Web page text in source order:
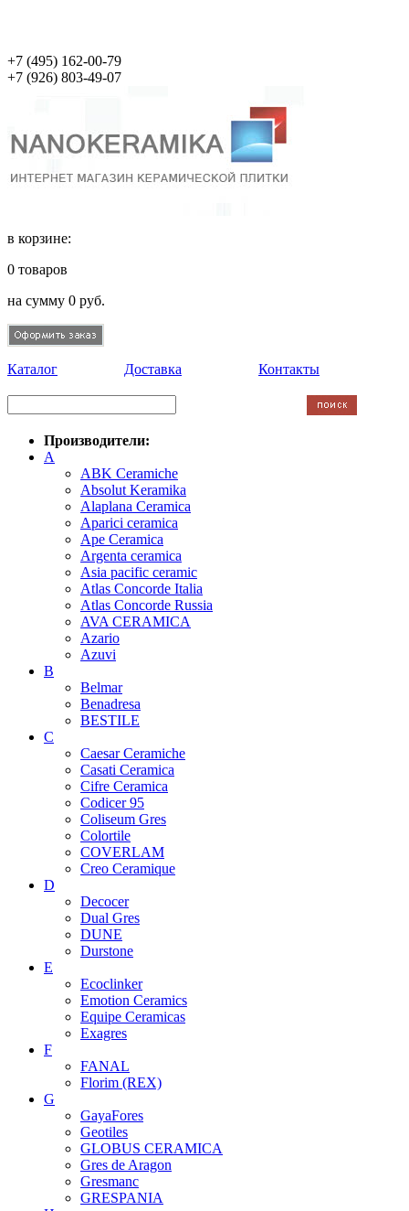
+7 (495) 162-00-79
+7 (926) 803-49-07
в корзине:
0 товаров
на сумму 0 руб.
Каталог Доставка Контакты
Производители:
A
ABK Ceramiche
Absolut Keramika
Alaplana Ceramica
Aparici ceramica
Ape Ceramica
Argenta ceramica
Asia pacific ceramic
Atlas Concorde Italia
Atlas Concorde Russia
AVA CERAMICA
Azario
Azuvi
B
Belmar
Benadresa
BESTILE
C
Caesar Ceramiche
Casati Ceramica
Cifre Ceramica
Codicer 95
Coliseum Gres
Colortile
COVERLAM
Creo Ceramique
D
Decocer
Dual Gres
DUNE
Durstone
E
Ecoclinker
Emotion Ceramics
Equipe Ceramicas
Exagres
F
FANAL
Florim (REX)
G
GayaFores
Geotiles
GLOBUS CERAMICA
Gres de Aragon
Gresmanc
GRESPANIA